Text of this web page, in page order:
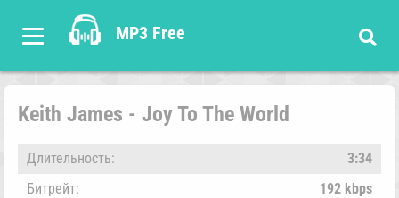
MP3 Free
Keith James - Joy To The World
Длительность:
3:34
Битрейт:
192 kbps